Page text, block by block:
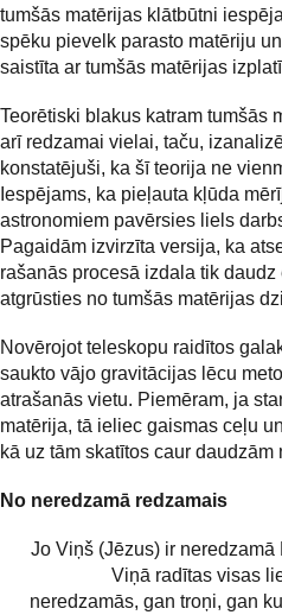
tumšās matērijas klātbūtni
spēku pievelk parasto matēriju
saistīta ar tumšās matērijas
Teorētiski blakus katram tumšās
arī redzamai vielai, taču,
konstatējuši, ka šī teorija ne
Iespējams, ka pieļauta kļūda
astronomiem pavērsies liels
Pagaidām izvirzīta versija, ka
rašanās procesā izdala tik
atgrūsties no tumšās matērijas
Novērojot teleskopu raidītos
saukto vājo gravitācijas lēcu
atrašanās vietu. Piemēram, ja
matērija, tā ieliec gaismas ceļu
kā uz tām skatītos caur daudzām
No neredzamā redzamais
Jo Viņš (Jēzus) ir
Viņā radītas visas
neredzamās, gan troņi, gan